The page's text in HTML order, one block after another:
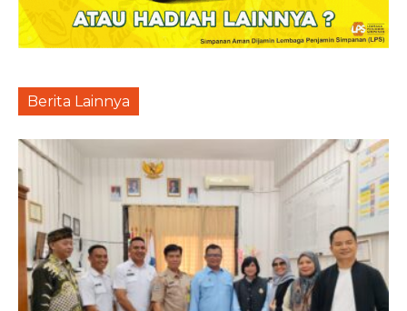
Berita Lainnya